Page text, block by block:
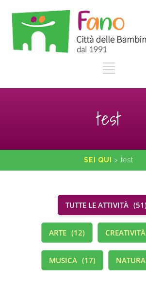
test
SEI QUI > test
TUTTE LE ATTIVITÀ 51
ARTE 12 CREATIVITÀ
MUSICA 17 NATURA